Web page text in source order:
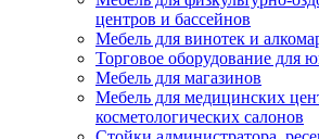
центров и бассейнов
Мебель для винотек и
Торговое оборудование для
Мебель для магазинов
Мебель для медицинских
косметологических салонов